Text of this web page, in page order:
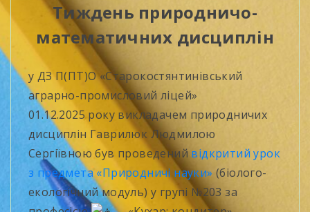
Тиждень природничо-
математичних дисциплін
у ДЗ П(ПТ)О «Старокостянтинівський
аграрно-промисловий ліцей»
01.12.2025 року викладачем природничих
дисциплін Гаврилюк Людмилою
Сергіївною був проведений відкритий урок
з предмета «Природничі науки» (біолого-
екологічний модуль) у групі №203 за